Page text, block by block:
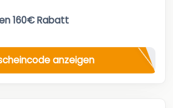
160€ Rabatt
anzeigen